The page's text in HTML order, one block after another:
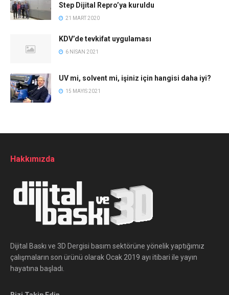
Step Dijital Repro’ya kuruldu
21 MART 2020
KDV’de tevkifat uygulaması
6 NISAN 2021
UV mi, solvent mi, işiniz için hangisi daha iyi?
15 MAYIS 2021
Hakkımızda
Dijital Baskı ve 3D Dergisi basım sektörüne yönelik yaptığımız
çalışmaların son ürünü olarak Ocak 2019 ayı itibari ile yayın
hayatına başladı.